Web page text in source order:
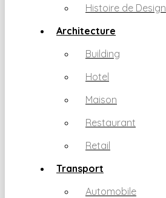
Histoire de Design
Architecture
Building
Hotel
Maison
Restaurant
Retail
Transport
Automobile